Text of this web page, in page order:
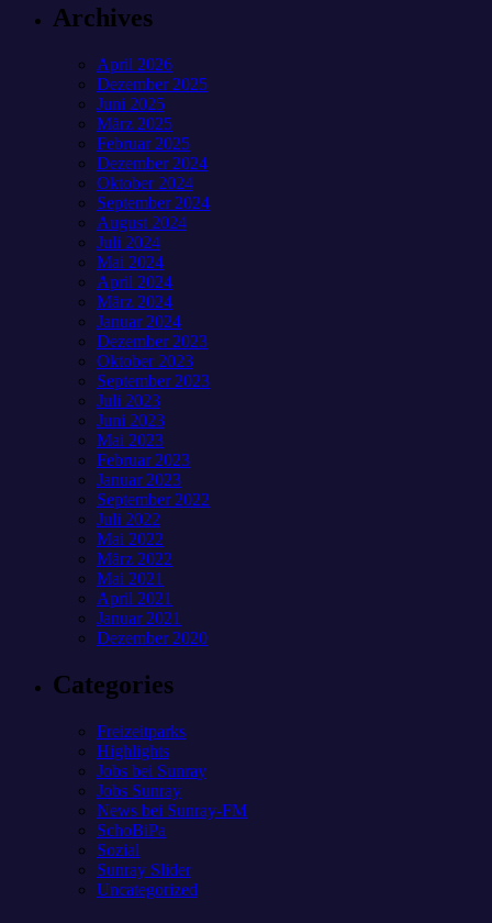
Archives
April 2026
Dezember 2025
Juni 2025
März 2025
Februar 2025
Dezember 2024
Oktober 2024
September 2024
August 2024
Juli 2024
Mai 2024
April 2024
März 2024
Januar 2024
Dezember 2023
Oktober 2023
September 2023
Juli 2023
Juni 2023
Mai 2023
Februar 2023
Januar 2023
September 2022
Juli 2022
Mai 2022
März 2022
Mai 2021
April 2021
Januar 2021
Dezember 2020
Categories
Freizeitparks
Highlights
Jobs bei Sunray
Jobs Sunray
News bei Sunray-FM
SchoBiPa
Sozial
Sunray Slider
Uncategorized